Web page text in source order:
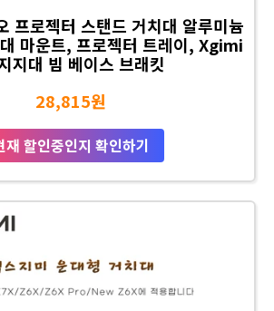
프로젝터 스탠드 거치대 알루미늄
마운트, 프로젝터 트레이, Xgimi
지대 빔 베이스 브래킷
28,815원
재 할인중인지 확인하기